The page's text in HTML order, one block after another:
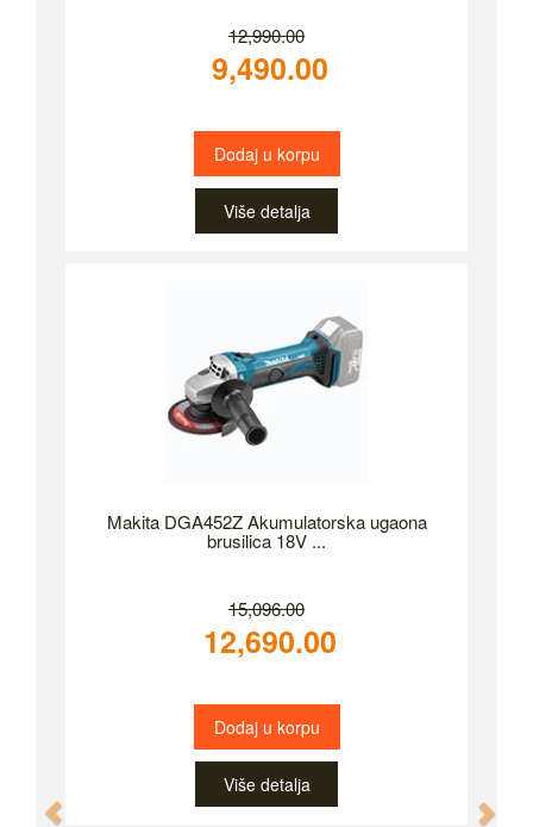
12,990.00
9,490.00
Dodaj u korpu
Više detalja
Makita DGA452Z Akumulatorska ugaona
brusilica 18V ...
15,096.00
12,690.00
Dodaj u korpu
Više detalja